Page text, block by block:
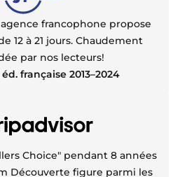
francophone propose
12 à 21 jours. Chaudement
par nos lecteurs!
française 2013–2024
Choice" pendant 8 années
Découverte figure parmi les